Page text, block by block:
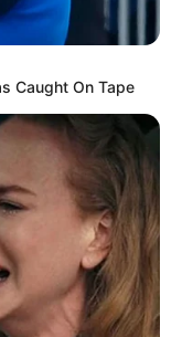
Caught On Tape